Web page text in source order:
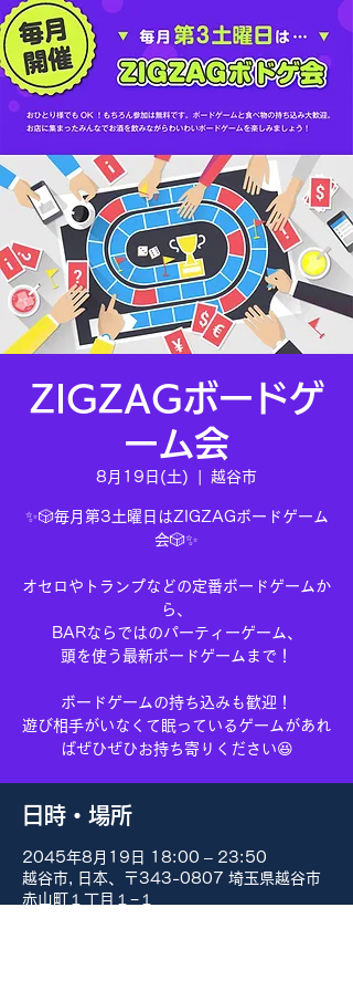
ZIGZAGボードゲ
ーム会
8月19日(土) 越谷市
✨🎲毎月第3土曜日はZIGZAGボードゲーム
会🎲✨
オセロやトランプなどの定番ボードゲームか
ら、
BARならではのパーティーゲーム、
頭を使う最新ボードゲームまで！
ボードゲームの持ち込みも歓迎！
遊び相手がいなくて眠っているゲームがあれ
ばぜひぜひお持ち寄りください😆
日時・場所
2045年8月19日 18:00 – 23:50
越谷市, 日本、〒343-0807 埼玉県越谷市
赤山町１丁目１−１